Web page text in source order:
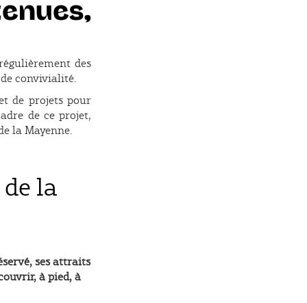
des
convivialité.
de projets pour
de ce projet,
la Mayenne.
la
ses attraits
à pied, à